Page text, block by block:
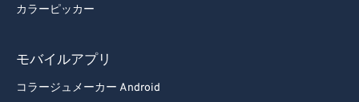
カラーピッカー
モバイルアプリ
コラージュメーカー Android